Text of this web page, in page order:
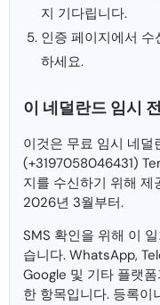
지 기다립니다.
인증 페이지에서
하세요.
이 네덜란드 임시
이것은 무료 임시 네
(+3197058046431)
지를 수신하기 위해 제
2026년 3월부터.
SMS 확인을 위해 이
습니다. WhatsApp,
Google 및 기타 플랫
한 항목입니다. 등록이